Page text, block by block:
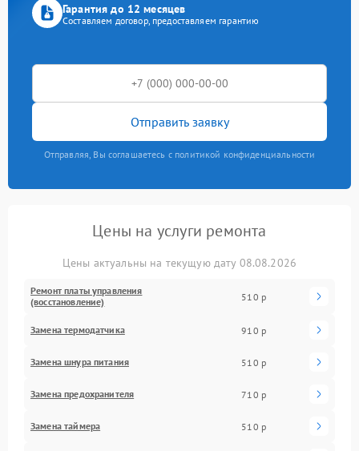
Гарантия до 12 месяцев
Составляем договор, предоставляем гарантию
Отправить заявку
Отправляя, Вы соглашаетесь с политикой конфиденциальности
Цены на услуги ремонта
Цены актуальны на текущую дату 08.08.2026
Ремонт платы управления
(восстановление)
510 р
Замена термодатчика 910 р
Замена шнура питания 510 р
Замена предохранителя 710 р
Замена таймера 510 р